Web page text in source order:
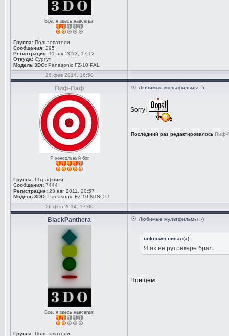
Всё, я здесь навсегда!
Группа: Пользователи
Сообщения: 295
Регистрация: 11 авг 2013, 17:12
Откуда: Сургут
Модель 3DO: Panasonic FZ-10 PAL
26 фев 2014, 16:50
Пиф-Паф
Я консольный бог
Группа: Штрафники
Сообщения: 7444
Регистрация: 23 авг 2011, 20:57
Модель 3DO: Panasonic FZ-10 NTSC-U
Любимые мультфильмы ;-)
Sorry!
Последний раз редактировалось Пиф-
26 фев 2014, 17:00
BlackPanthera
Всё, я здесь навсегда!
Группа: Пользователи
Любимые мультфильмы ;-)
unknown писал(а):
Я их не рутрекере брал.
Поищем.